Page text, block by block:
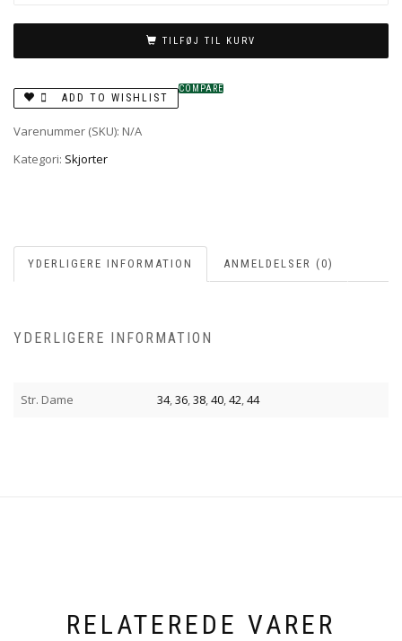
TILFØJ TIL KURV
ADD TO WISHLIST
COMPARE
Varenummer (SKU): N/A
Kategori: Skjorter
YDERLIGERE INFORMATION ANMELDELSER (0)
YDERLIGERE INFORMATION
Str. Dame 34,36,38,40,42,44
RELATEREDE VARER